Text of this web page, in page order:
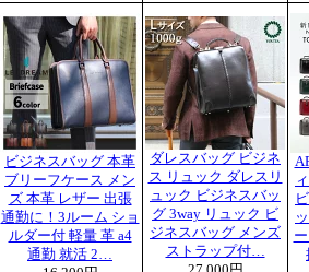
ビジネスバッグ 本革
ブリーフケース メン
ズ 本革 レザー 出張
通勤に！3ルーム ショ
ルダー付 軽量 革 a4
通勤 就活 2…
ダレスバッグ ビジネ
ス リュック ダレスリ
ュック ビジネスバッ
グ 3way リュック ビ
ジネスバッグ メンズ
ストラップ付…